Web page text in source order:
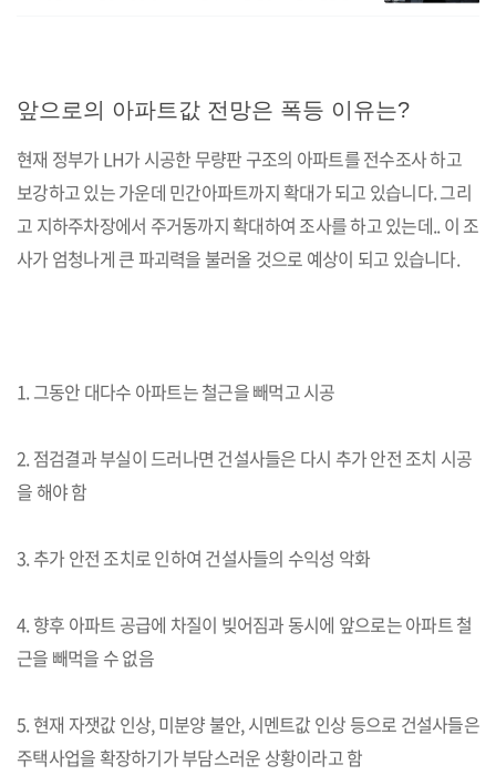
앞으로의 아파트값 전망은 폭등 이유는?
현재 정부가 LH가 시공한 무량판 구조의 아파트를 전수조사 하고
보강하고 있는 가운데 민간아파트까지 확대가 되고 있습니다. 그리
고 지하주차장에서 주거동까지 확대하여 조사를 하고 있는데.. 이 조
사가 엄청나게 큰 파괴력을 불러올 것으로 예상이 되고 있습니다.
1. 그동안 대다수 아파트는 철근을 빼먹고 시공
2. 점검결과 부실이 드러나면 건설사들은 다시 추가 안전 조치 시공
을 해야 함
3. 추가 안전 조치로 인하여 건설사들의 수익성 악화
4. 향후 아파트 공급에 차질이 빚어짐과 동시에 앞으로는 아파트 철
근을 빼먹을 수 없음
5. 현재 자잿값 인상, 미분양 불안, 시멘트값 인상 등으로 건설사들은
주택사업을 확장하기가 부담스러운 상황이라고 함